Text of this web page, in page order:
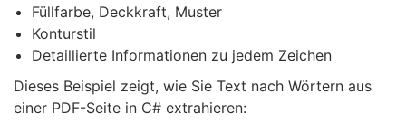
Füllfarbe, Deckkraft, Muster
Konturstil
Detaillierte Informationen zu jedem Zeichen
Dieses Beispiel zeigt, wie Sie Text nach Wörtern aus
einer PDF-Seite in C# extrahieren: